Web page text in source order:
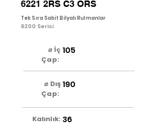
6221 2RS C3 ORS
Tek Sıra Sabit Bilyalı Rulmanlar
6200 Serisi
⌀ İç
Çap:
105
⌀ Dış
Çap:
190
Kalınlık: 36